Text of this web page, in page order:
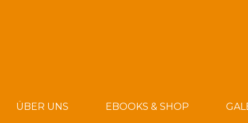
ÜBER UNS EBOOKS & SHOP